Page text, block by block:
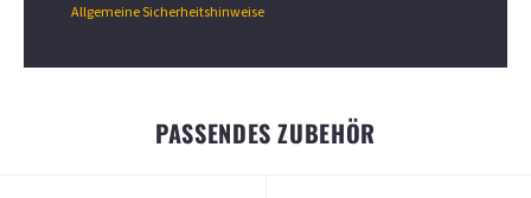
Allgemeine Sicherheitshinweise
PASSENDES ZUBEHÖR